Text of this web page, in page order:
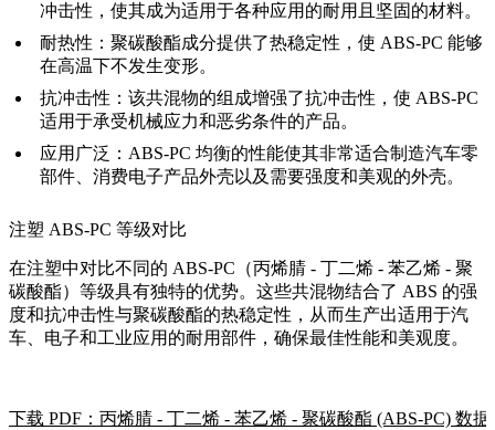
冲击性，使其成为适用于各种应用的耐用且坚固的材料。
耐热性：聚碳酸酯成分提供了热稳定性，使 ABS-PC 能够
在高温下不发生变形。
抗冲击性：该共混物的组成增强了抗冲击性，使 ABS-PC
适用于承受机械应力和恶劣条件的产品。
应用广泛：ABS-PC 均衡的性能使其非常适合制造汽车零
部件、消费电子产品外壳以及需要强度和美观的外壳。
注塑 ABS-PC 等级对比
在注塑中对比不同的 ABS-PC（丙烯腈 - 丁二烯 - 苯乙烯 - 聚
碳酸酯）等级具有独特的优势。这些共混物结合了 ABS 的强
度和抗冲击性与聚碳酸酯的热稳定性，从而生产出适用于汽
车、电子和工业应用的耐用部件，确保最佳性能和美观度。
下载 PDF：丙烯腈 - 丁二烯 - 苯乙烯 - 聚碳酸酯 (ABS-PC) 数据